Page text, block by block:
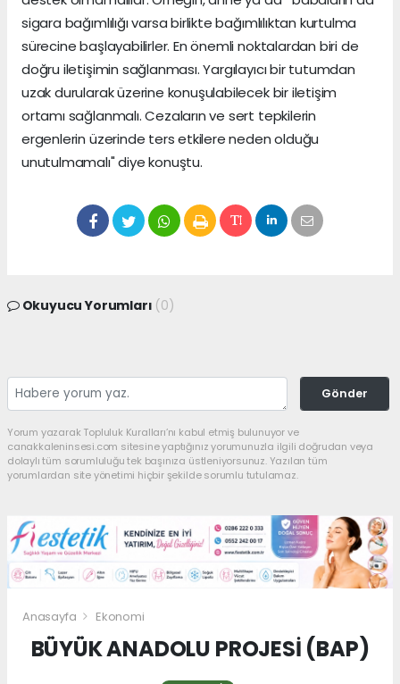
sigara bağımlılığı varsa birlikte bağımlılıktan kurtulma
sürecine başlayabilirler. En önemli noktalardan biri de
doğru iletişimin sağlanması. Yargılayıcı bir tutumdan
uzak durularak üzerine konuşulabilecek bir iletişim
ortamı sağlanmalı. Cezaların ve sert tepkilerin
ergenlerin üzerinde ters etkilere neden olduğu
unutulmamalı" diye konuştu.
Okuyucu Yorumları (0)
Gönder
Yorum yazarak Topluluk Kuralları’nı kabul etmiş bulunuyor ve
canakkaleninsesi.com sitesine yaptığınız yorumunuzla ilgili doğrudan veya
dolaylı tüm sorumluluğu tek başınıza üstleniyorsunuz. Yazılan tüm
yorumlardan site yönetimi hiçbir şekilde sorumlu tutulamaz.
Anasayfa Ekonomi
BÜYÜK ANADOLU PROJESİ (BAP)